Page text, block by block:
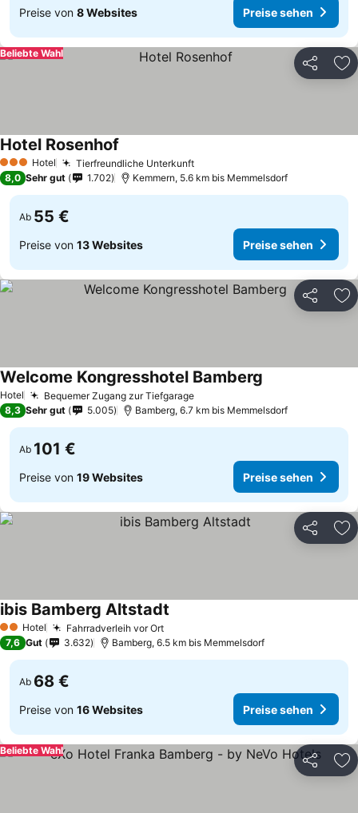
Preise von 8 Websites Preise sehen
Teilen
Beliebte Wahl
3 SterneHotel Tierfreundliche Unterkunft
Hotel Rosenhof
8,0 Sehr gut 1.702 Kemmern, 5.6 km bis Memmelsdorf
Ab 55 €
Preise von 13 Websites Preise sehen
Teilen
Hotel Bequemer Zugang zur Tiefgarage
Welcome Kongresshotel Bamberg
8,3 Sehr gut 5.005 Bamberg, 6.7 km bis Memmelsdorf
Ab 101 €
Preise von 19 Websites Preise sehen
Teilen
2 Sterne
Hotel Fahrradverleih vor Ort
ibis Bamberg Altstadt
7,6 Gut 3.632 Bamberg, 6.5 km bis Memmelsdorf
Ab 68 €
Preise von 16 Websites Preise sehen
Teilen
Beliebte Wahl